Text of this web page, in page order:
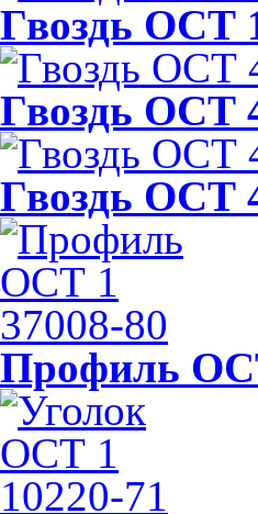
Гвоздь ОСТ
Гвоздь ОСТ
Гвоздь ОСТ
Профиль